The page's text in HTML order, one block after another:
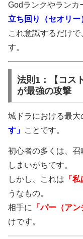
Godランクやランカ
立ち回り（セオリー
これ意識するだけ
す。
法則1：【コス
が最強の攻撃
城ドラにおける最大
す」 ことです。
初心者の多くは、
しまいがちです。
しかし、これは 「
うなもの。
相手に
「パー（アン
けです。